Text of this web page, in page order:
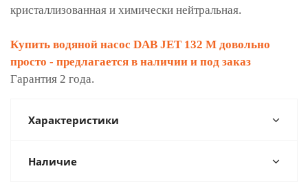
кристаллизованная и химически нейтральная.
Купить водяной насос DAB JET 132 M довольно
просто - предлагается в наличии и под заказ
Гарантия 2 года.
Характеристики
Наличие